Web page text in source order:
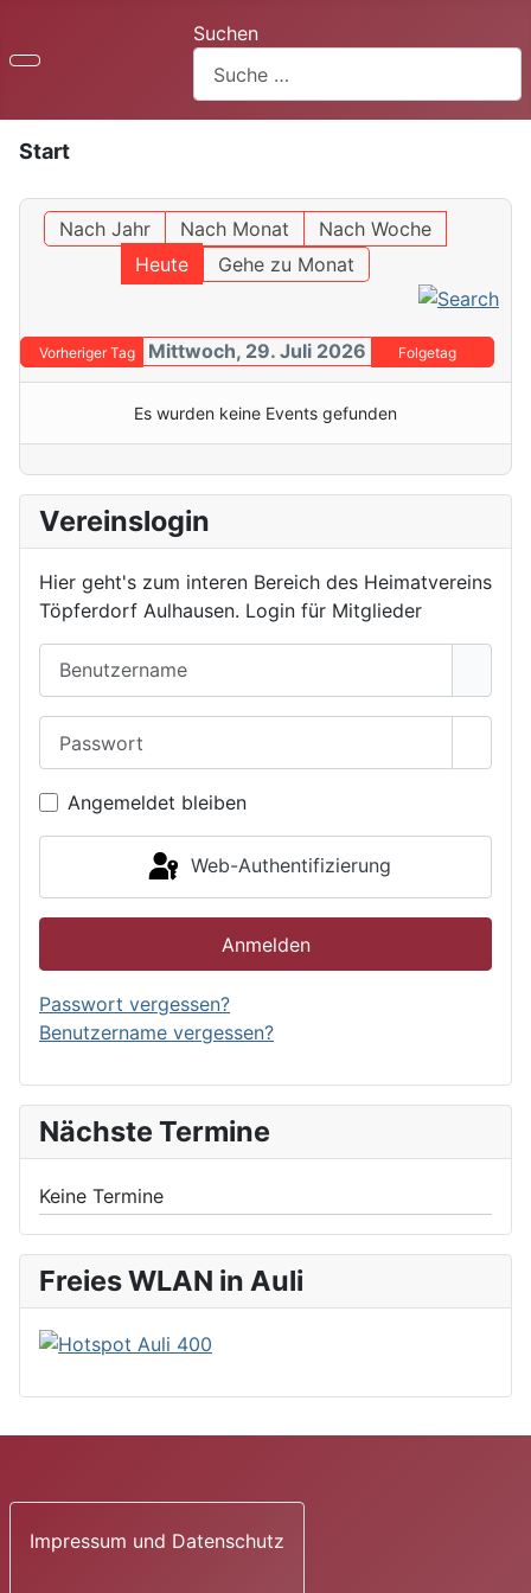
Suchen
Start
Nach Jahr Nach Monat
Nach Woche
Heute
Gehe zu Monat
Vorheriger Tag Mittwoch, 29. Juli 2026 Folgetag
Es wurden keine Events gefunden
Vereinslogin
Hier geht's zum interen Bereich des Heimatvereins
Töpferdorf Aulhausen. Login für Mitglieder
Angemeldet bleiben
Web-Authentifizierung
Anmelden
Passwort vergessen?
Benutzername vergessen?
Nächste Termine
Keine Termine
Freies WLAN in Auli
Impressum und Datenschutz